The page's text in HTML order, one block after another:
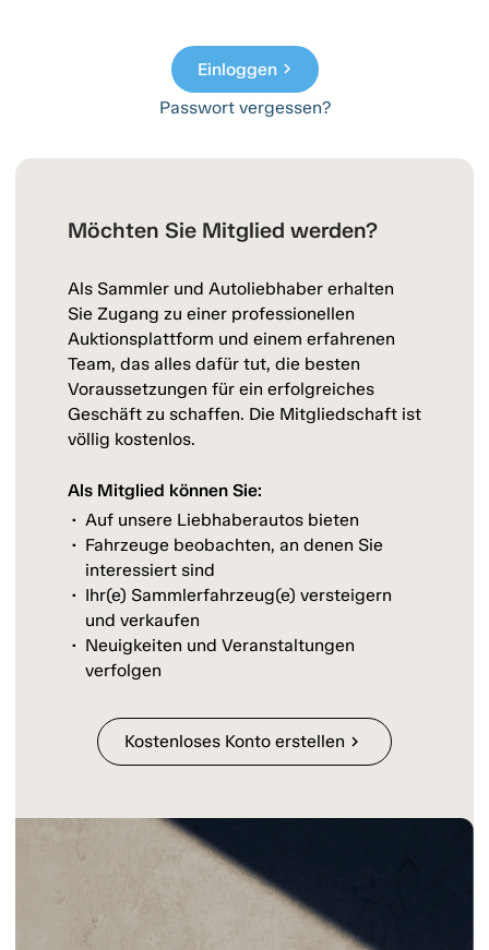
Einloggenchevron_right
Passwort vergessen?
Möchten Sie Mitglied werden?
Als Sammler und Autoliebhaber erhalten
Sie Zugang zu einer professionellen
Auktionsplattform und einem erfahrenen
Team, das alles dafür tut, die besten
Voraussetzungen für ein erfolgreiches
Geschäft zu schaffen. Die Mitgliedschaft ist
völlig kostenlos.
Als Mitglied können Sie:
Auf unsere Liebhaberautos bieten
Fahrzeuge beobachten, an denen Sie
interessiert sind
Ihr(e) Sammlerfahrzeug(e) versteigern
und verkaufen
Neuigkeiten und Veranstaltungen
verfolgen
Kostenloses Konto erstellen chevron_right